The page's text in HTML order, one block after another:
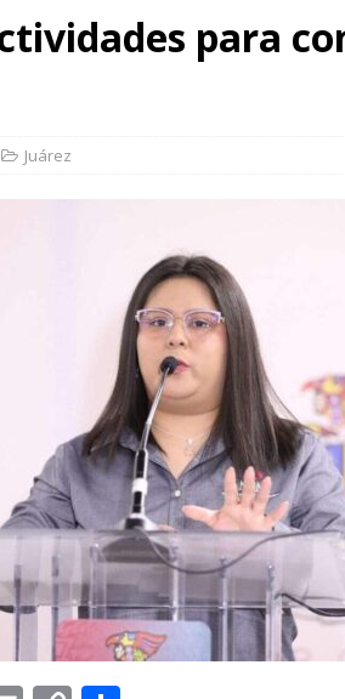
ESTATAL
Lo detienen con 40 dosis de
ESTATAL
para
Juárez